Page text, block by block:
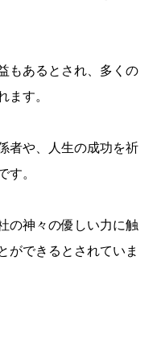
もあるとされ、多くの
ます。
者や、人生の成功を祈
す。
の神々の優しい力に触
ができるとされていま